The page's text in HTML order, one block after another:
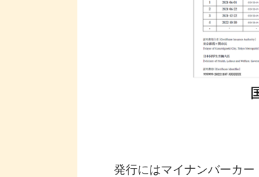
発行にはマイナンバーカー